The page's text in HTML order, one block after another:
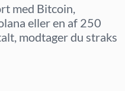
med Bitcoin,
eller en af 250
modtager du straks